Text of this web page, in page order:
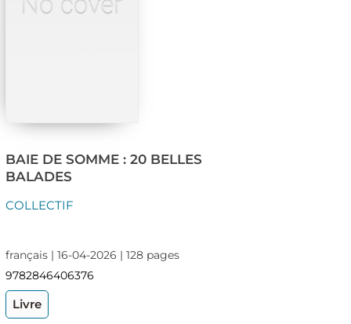
BAIE DE SOMME : 20 BELLES
BALADES
COLLECTIF
français | 16-04-2026 | 128 pages
9782846406376
Livre